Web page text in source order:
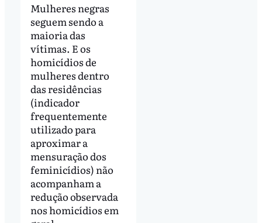
Mulheres negras
seguem sendo a
maioria das
vítimas. E os
homicídios de
mulheres dentro
das residências
(indicador
frequentemente
utilizado para
aproximar a
mensuração dos
feminicídios) não
acompanham a
redução observada
nos homicídios em